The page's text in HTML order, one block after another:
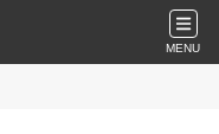
MENU